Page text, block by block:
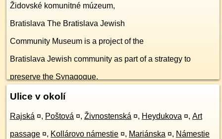
Židovské komunitné múzeum,
Bratislava The Bratislava Jewish
Community Museum is a project of the
Bratislava Jewish community as part of a strategy to
preserve the Synagogue.
Ulice v okolí
Rajská ¤, Poštová ¤, Živnostenská ¤, Heydukova ¤, Art
passage ¤, Kollárovo námestie ¤, Mariánska ¤, Námestie